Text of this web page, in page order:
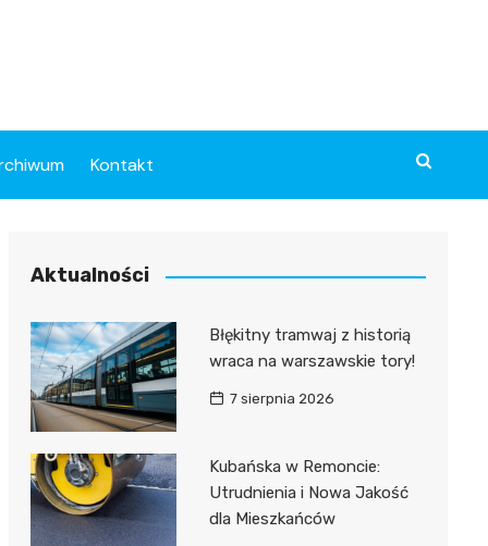
Kontakt
Aktualności
Błękitny tramwaj z historią
wraca na warszawskie tory!
7 sierpnia 2026
Kubańska w Remoncie:
Utrudnienia i Nowa Jakość
dla Mieszkańców